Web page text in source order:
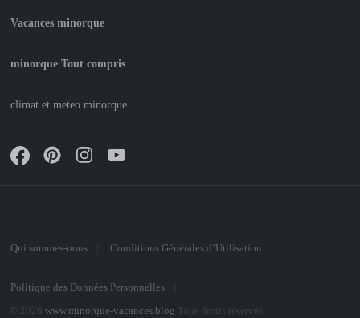
Vacances minorque
minorque Tout compris
climat et meteo minorque
Qui sommes-nous Conditions Générales d’Utilisation
Politique des Données Personnelles
© 2026 www.minorque-vacances.blog Tous droits réservés